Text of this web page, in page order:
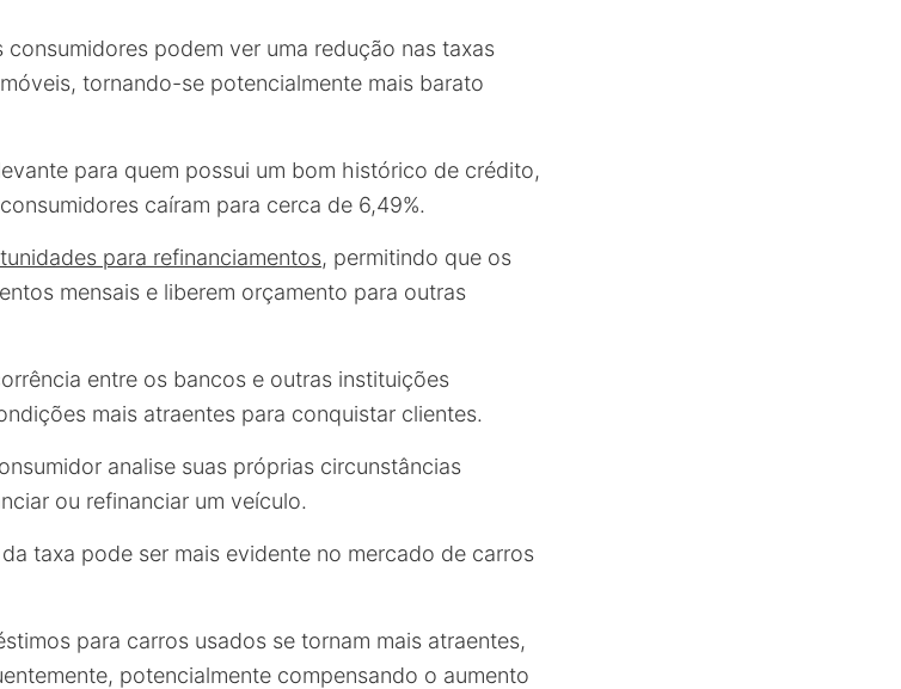
podem ver uma redução nas taxas
tornando-se potencialmente mais barato
para quem possui um bom histórico de crédito,
caíram para cerca de 6,49%.
para refinanciamentos, permitindo que os
mensais e liberem orçamento para outras
entre os bancos e outras instituições
mais atraentes para conquistar clientes.
analise suas próprias circunstâncias
ou refinanciar um veículo.
taxa pode ser mais evidente no mercado de carros
para carros usados se tornam mais atraentes,
potencialmente compensando o aumento